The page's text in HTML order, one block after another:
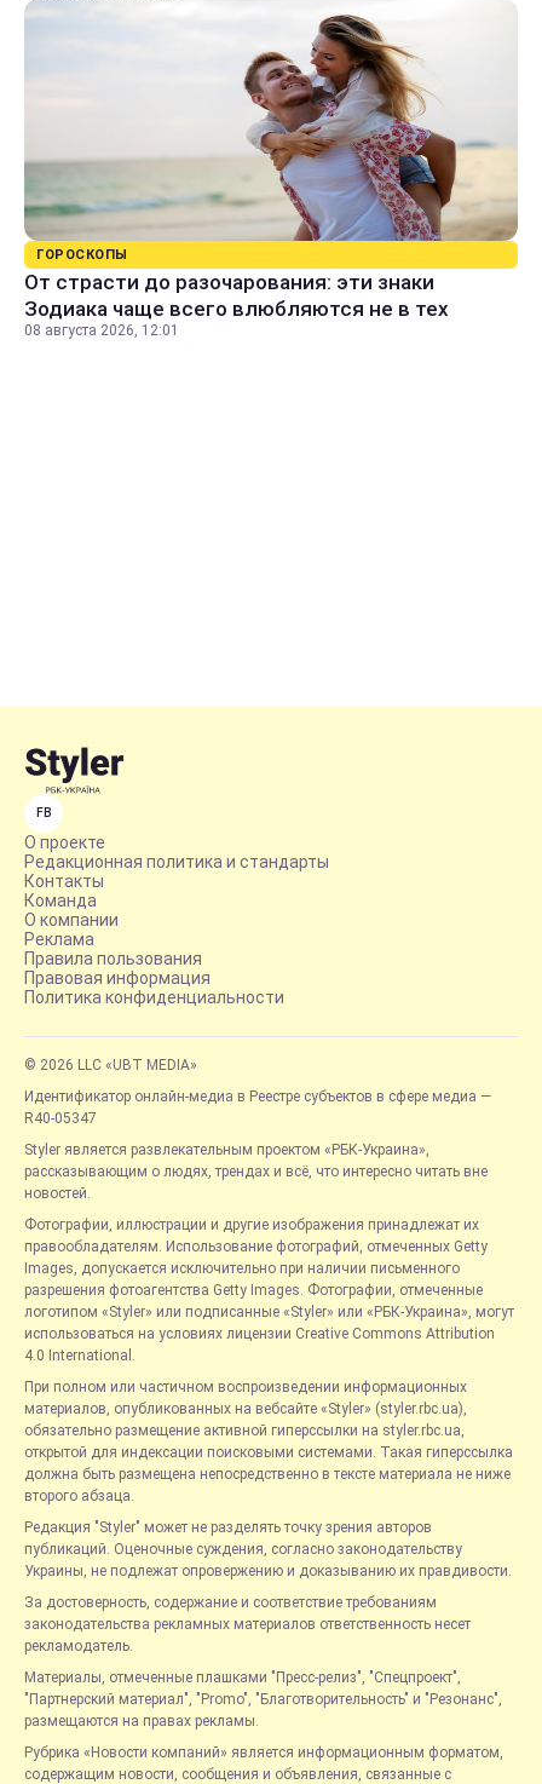
ГОРОСКОПЫ
От страсти до разочарования: эти знаки
Зодиака чаще всего влюбляются не в тех
08 августа 2026, 12:01
FB
О проекте
Редакционная политика и стандарты
Контакты
Команда
О компании
Реклама
Правила пользования
Правовая информация
Политика конфиденциальности
© 2026 LLC «UBT MEDIA»
Идентификатор онлайн-медиа в Реестре субъектов в сфере медиа —
R40-05347
Styler является развлекательным проектом «РБК-Украина»,
рассказывающим о людях, трендах и всё, что интересно читать вне
новостей.
Фотографии, иллюстрации и другие изображения принадлежат их
правообладателям. Использование фотографий, отмеченных Getty
Images, допускается исключительно при наличии письменного
разрешения фотоагентства Getty Images. Фотографии, отмеченные
логотипом «Styler» или подписанные «Styler» или «РБК-Украина», могут
использоваться на условиях лицензии Creative Commons Attribution
4.0 International.
При полном или частичном воспроизведении информационных
материалов, опубликованных на вебсайте «Styler» (styler.rbc.ua),
обязательно размещение активной гиперссылки на styler.rbc.ua,
открытой для индексации поисковыми системами. Такая гиперссылка
должна быть размещена непосредственно в тексте материала не ниже
второго абзаца.
Редакция "Styler" может не разделять точку зрения авторов
публикаций. Оценочные суждения, согласно законодательству
Украины, не подлежат опровержению и доказыванию их правдивости.
За достоверность, содержание и соответствие требованиям
законодательства рекламных материалов ответственность несет
рекламодатель.
Материалы, отмеченные плашками "Пресс-релиз", "Спецпроект",
"Партнерский материал", "Promo", "Благотворительность" и "Резонанс",
размещаются на правах рекламы.
Рубрика «Новости компаний» является информационным форматом,
содержащим новости, сообщения и объявления, связанные с